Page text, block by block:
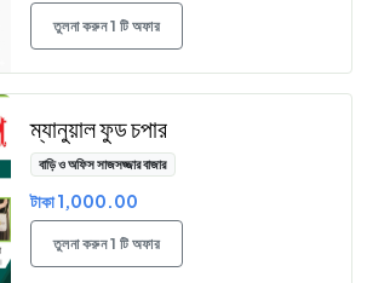
তুলনা করুন 1 টি অফার
ম্যানুয়াল ফুড চপার
বাড়ি ও অফিস সাজসজ্জার বাজার
টাকা 1,000.00
তুলনা করুন 1 টি অফার